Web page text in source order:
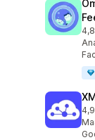
4,8
4,9